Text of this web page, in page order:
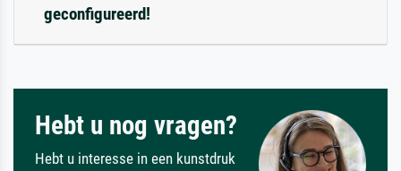
geconfigureerd!
Hebt u nog vragen?
Hebt u interesse in een kunstdruk